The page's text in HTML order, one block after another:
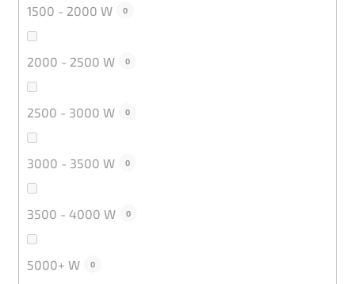
1500 - 2000 W 0
2000 - 2500 W 0
2500 - 3000 W 0
3000 - 3500 W 0
3500 - 4000 W 0
5000+ W 0